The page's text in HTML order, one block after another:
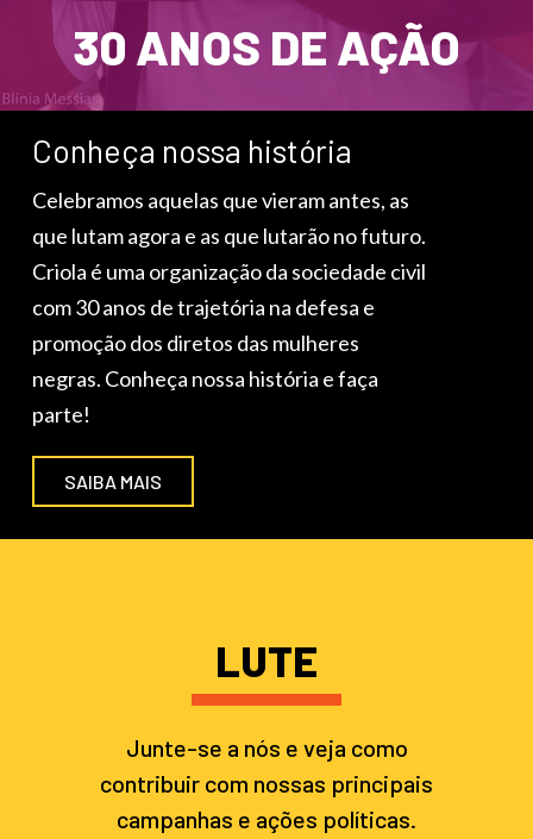
30 ANOS DE AÇÃO
Conheça nossa história
Celebramos aquelas que vieram antes, as
que lutam agora e as que lutarão no futuro.
Criola é uma organização da sociedade civil
com 30 anos de trajetória na defesa e
promoção dos diretos das mulheres
negras. Conheça nossa história e faça
parte!
SAIBA MAIS
LUTE
Junte-se a nós e veja como
contribuir com nossas principais
campanhas e ações políticas.